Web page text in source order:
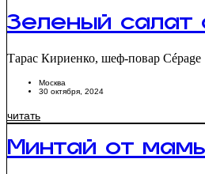
Зеленый салат
Тарас Кириенко, шеф-повар Cépage
Москва
30 октября, 2024
читать
Минтай от